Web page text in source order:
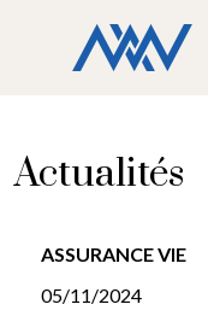
Actualités
ASSURANCE VIE
05/11/2024